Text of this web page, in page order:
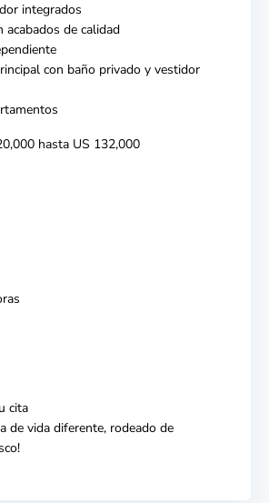
integrados
acabados de calidad
con baño privado y vestidor
hasta US 132,000
cita
de vida diferente, rodeado de